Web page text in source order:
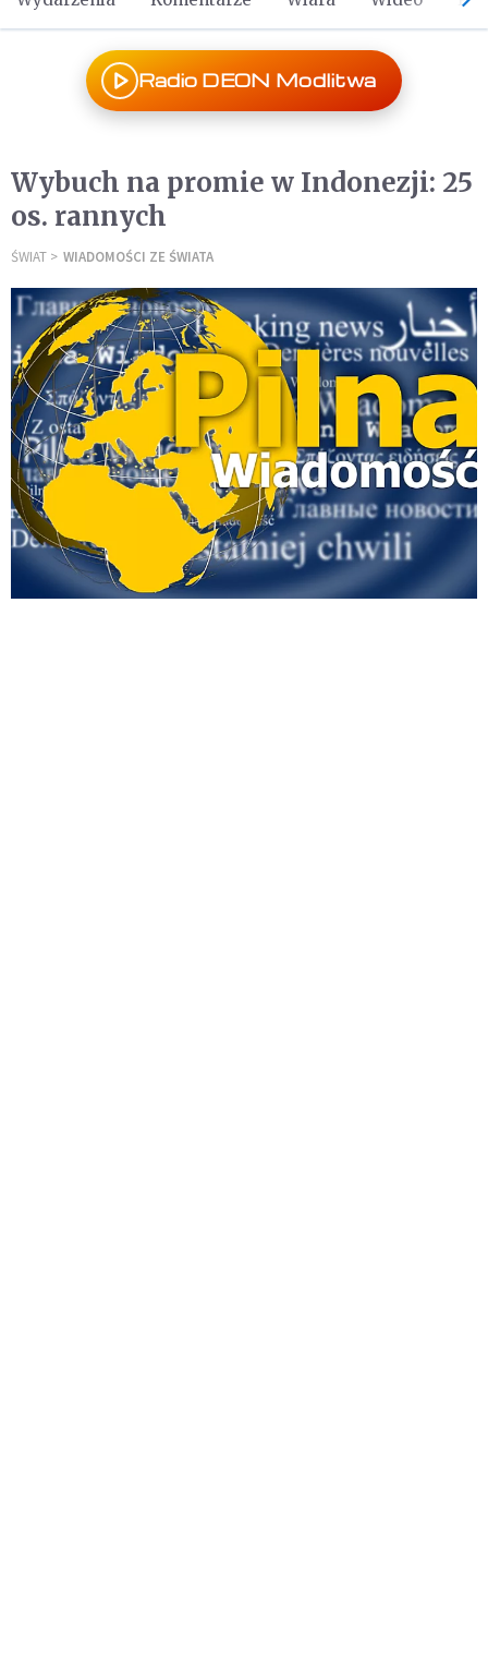
Radio DEON Modlitwa
Wybuch na promie w Indonezji: 25
os. rannych
ŚWIAT WIADOMOŚCI ZE ŚWIATA